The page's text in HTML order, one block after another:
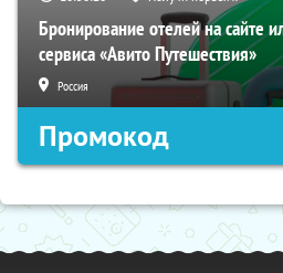
Бронирование отелей на сайте
сервиса «Авито Путешествия»
Россия
Промокод